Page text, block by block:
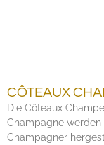
CÔTEAUX
Die Côteaux
Champagne
Champagner